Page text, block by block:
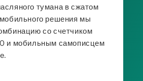
тумана в сжатом
решения мы
со счетчиком
и мобильным самописцем